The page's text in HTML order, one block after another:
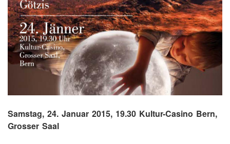
Samstag, 24. Januar 2015, 19.30 Kultur-Casino Bern,
Grosser Saal